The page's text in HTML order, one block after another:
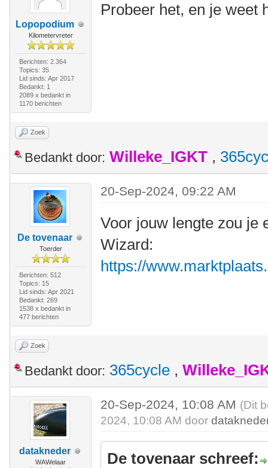
Lopopodium
Kilometervreter
Berichten: 2.364
Topics: 35
Lid sinds: Apr 2017
Bedankt: 1
2089 x bedankt in
1170 berichten
Probeer het, en je weet
Zoek
Bedankt door: Willeke_IGKT ,
De tovenaar
Toerder
Berichten: 512
Topics: 15
Lid sinds: Apr 2021
Bedankt: 269
1538 x bedankt in
477 berichten
20-Sep-2024, 09:22 AM
Voor jouw lengte zou je
Wizard:
https://
Zoek
Bedankt door: 365cycle ,
datakneder
WAWelaar
20-Sep-2024, 10:08 AM (Dit
2024, 10:08 AM door
De tovenaar schreef: